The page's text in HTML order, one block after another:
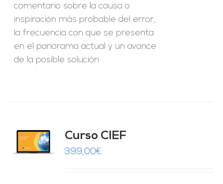
comentario sobre la causa o
inspiración más probable del error,
la frecuencia con que se presenta
en el panorama actual y un avance
de la posible solución.
Curso CIEF
399,00€